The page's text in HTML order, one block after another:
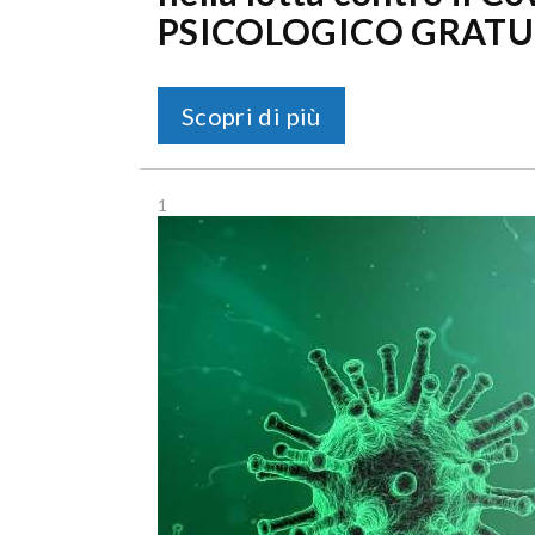
PSICOLOGICO
Scopri di più
1